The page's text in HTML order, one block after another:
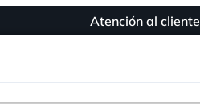
Atención al cliente